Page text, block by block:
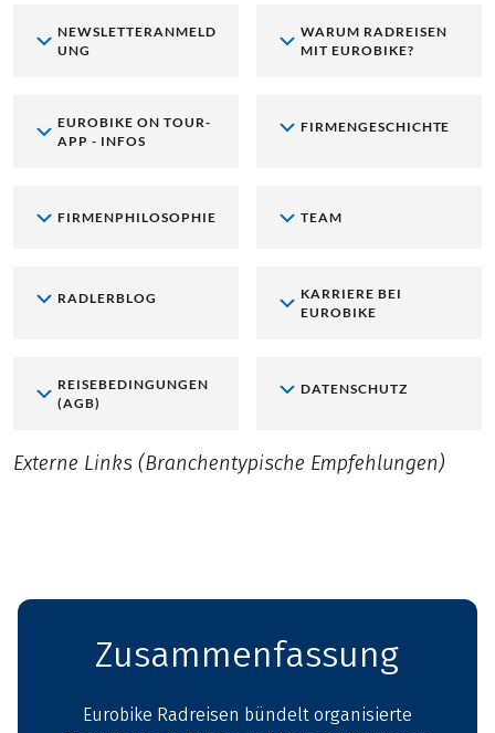
NEWSLETTERANMELD
UNG
WARUM RADREISEN
MIT EUROBIKE?
EUROBIKE ON TOUR-
APP - INFOS
FIRMENGESCHICHTE
FIRMENPHILOSOPHIE TEAM
RADLERBLOG
KARRIERE BEI
EUROBIKE
REISEBEDINGUNGEN
(AGB)
DATENSCHUTZ
Externe Links (Branchentypische Empfehlungen)
Zusammenfassung
Eurobike Radreisen bündelt organisierte